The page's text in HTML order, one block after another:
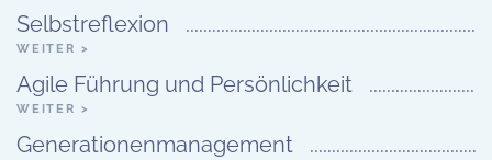
Selbstreflexion
WEITER >
Agile Führung und Persönlichkeit
WEITER >
Generationenmanagement